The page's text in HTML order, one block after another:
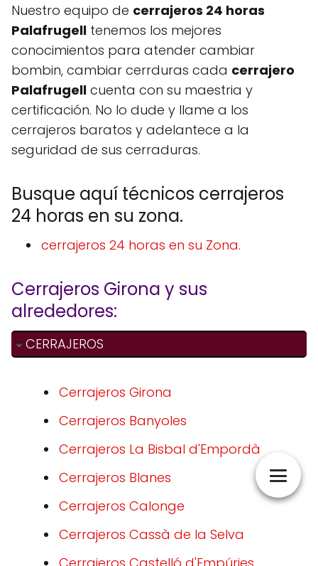
Nuestro equipo de cerrajeros 24 horas
Palafrugell tenemos los mejores
conocimientos para atender cambiar
bombin, cambiar cerrduras cada cerrajero
Palafrugell cuenta con su maestria y
certificación. No lo dude y llame a los
cerrajeros baratos y adelantece a la
seguridad de sus cerraduras.
Busque aquí técnicos cerrajeros
24 horas en su zona.
cerrajeros 24 horas en su Zona.
Cerrajeros Girona y sus
alrededores:
CERRAJEROS
Cerrajeros Girona
Cerrajeros Banyoles
Cerrajeros La Bisbal d'Empordà
Cerrajeros Blanes
Cerrajeros Calonge
Cerrajeros Cassà de la Selva